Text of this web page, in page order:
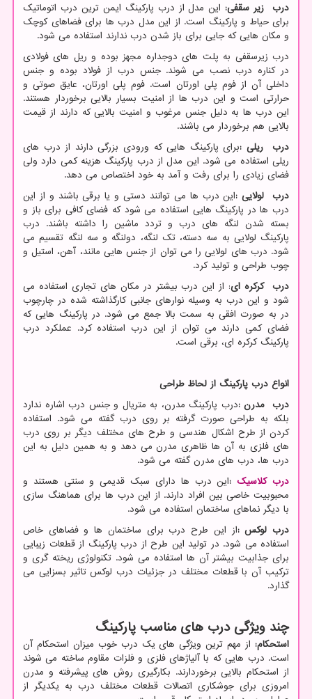
درب زیر سقفی: این مدل از درب پارکینگ ایمن ترین درب اتوماتیک
برای حیاط و پارکینگ است. از این مدل درب ها برای فضاهای کوچک
و مکان هایی که جایی برای باز شدن درب ندارند استفاده می شود.
درب زیرسقفی به پلت های دوجداره مجهز بوده و ریل های فولادی
در کناره درب نصب می شوند. جنس درب از فولاد بوده و جنس
داخلی آن از فوم پلی اورتان است. فوم پلی اورتان، عایق صوتی و
حرارتی است و این درب ها از امنیت بسیار بالایی برخوردار هستند.
این درب ها به دلیل جنس مرغوب و امنیت بالایی که دارند از قیمت
بالایی هم برخوردار می باشند.
درب ریلی :برای پارکینگ هایی که ورودی بزرگی دارند از درب های
ریلی استفاده می شود. این مدل از درب پارکینگ هزینه کمی دارد ولی
فضای زیادی را برای رفت و آمد به خود اختصاص می دهد.
درب لولایی:این درب ها می توانند دستی و یا برقی باشند و از این
درب ها در پارکینگ هایی استفاده می شود که فضای کافی برای باز و
بسته شدن لنگه های درب و تردد ماشین را داشته باشند. درب
پارکینگ لولایی به سه دسته، تک لنگه، دولنگه و سه لنگه تقسیم می
شود. درب های لولایی را می توان از جنس هایی مانند، آهن، استیل و
چوب طراحی و تولید کرد.
درب کرکره ای: از این درب بیشتر در مکان های تجاری استفاده می
شود و این درب به وسیله نوارهای جانبی کارگذاشته شده در چارچوب
در به صورت افقی به سمت بالا جمع می شود. در پارکینگ هایی که
فضای کمی دارند می توان از این درب استفاده کرد. عملکرد درب
پارکینگ کرکره ای، برقی است.
انواع درب پارکینگ از لحاظ طراحی
درب مدرن :درب پارکینگ مدرن، به متریال و جنس درب اشاره ندارد
بلکه به طراحی صورت گرفته بر روی درب گفته می شود. استفاده
کردن از طرح اشکال هندسی و طرح های مختلف دیگر بر روی درب
های فلزی به آن ها ظاهری مدرن می دهد و به همین دلیل به این
درب ها، درب های مدرن گفته می شود.
درب کلاسیک:این درب ها دارای سبک قدیمی و سنتی هستند و
محبوبیت خاصی بین افراد دارند. از این درب ها برای هماهنگ سازی
با دیگر نماهای ساختمان استفاده می شود.
درب لوکس:از این طرح درب برای ساختمان ها و فضاهای خاص
استفاده می شود. در تولید این طرح از درب پارکینگ از قطعات زیبایی
برای جذابیت بیشتر آن ها استفاده می شود. تکنولوژی ریخته گری و
ترکیب آن با قطعات مختلف در جزئیات درب لوکس تاثیر بسزایی می
گذارد.
چند ویژگی درب های مناسب پارکینگ
استحکام: از مهم ترین ویژگی های یک درب خوب میزان استحکام آن
است. درب هایی که با آلیاژهای فلزی و فلزات مقاوم ساخته می شوند
از استحکام بالایی برخوردارند. بکارگیری روش های پیشرفته و مدرن
امروزی برای جوشکاری اتصالات قطعات مختلف درب به یکدیگر از